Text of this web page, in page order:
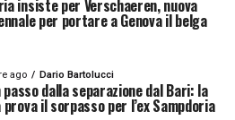
rappresenta
legato all’identità
questo, una permanenza
avere anche un
insiste per Verschaeren, nuova
per portare a Genova il belga
ago Dario Bartolucci
passo dalla separazione dal Bari: la
prova il sorpasso per l’ex Sampdoria